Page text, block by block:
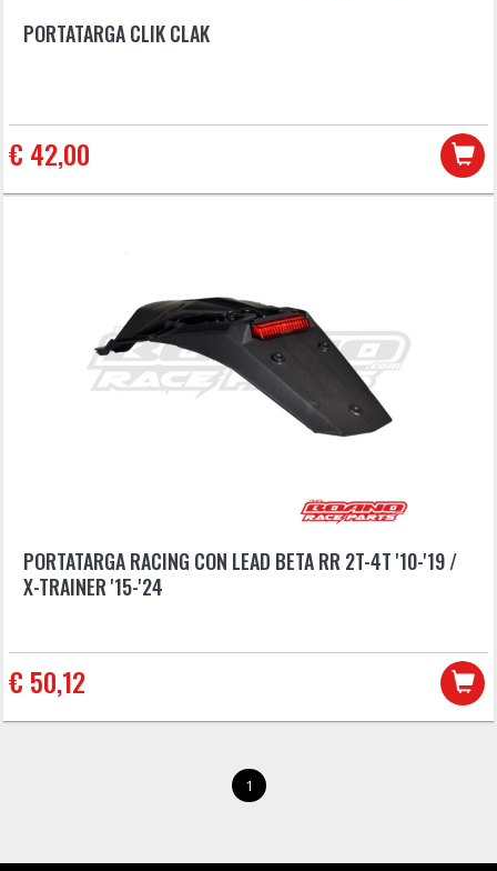
PORTATARGA CLIK CLAK
€ 42,00
PORTATARGA RACING CON LEAD BETA RR 2T-4T '10-'19 /
X-TRAINER '15-'24
€ 50,12
1